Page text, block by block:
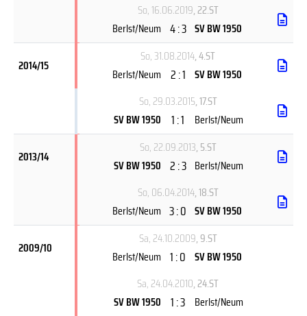
So, 16.06.2019, 22.ST
Berlst/Neum 4 : 3 SV BW 1950
2014/15
So, 31.08.2014, 4.ST
Berlst/Neum 2 : 1 SV BW 1950
So, 29.03.2015, 17.ST
SV BW 1950
1 : 1 Berlst/Neum
2013/14
So, 22.09.2013, 5.ST
SV BW 1950 2 : 3 Berlst/Neum
So, 06.04.2014, 18.ST
Berlst/Neum 3 : 0 SV BW 1950
2009/10
Sa, 24.10.2009, 9.ST
Berlst/Neum 1 : 0 SV BW 1950
Sa, 24.04.2010, 24.ST
SV BW 1950 1 : 3 Berlst/Neum